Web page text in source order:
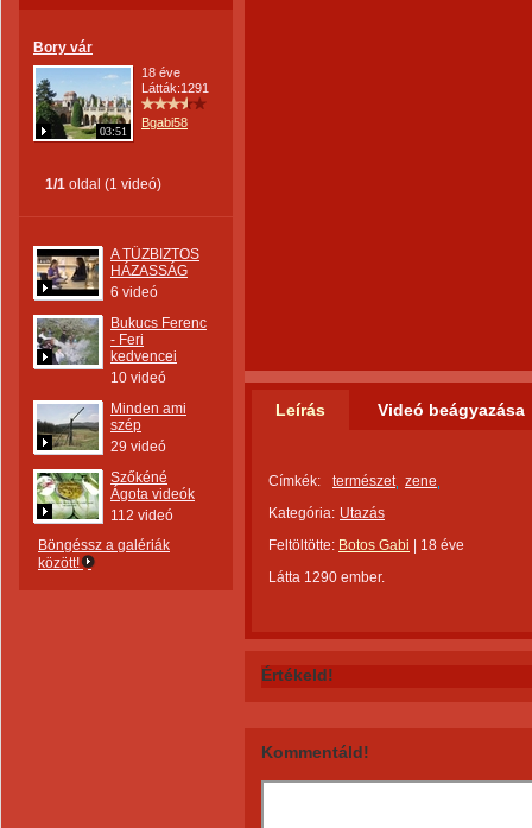
Bory vár
03:51
18 éve
Látták:1291
Bgabi58
1/1 oldal (1 videó)
A TŰZBIZTOS
HÁZASSÁG
6 videó
Bukucs Ferenc
- Feri
kedvencei
10 videó
Minden ami
szép
29 videó
Szőkéné
Ágota videók
112 videó
Böngéssz a galériák
között!
Leírás Videó beágyazása
Címkék: természet zene
Kategória: Utazás
Feltöltötte: Botos Gabi
18 éve
Látta 1290 ember.
Értékeld!
Kommentáld!